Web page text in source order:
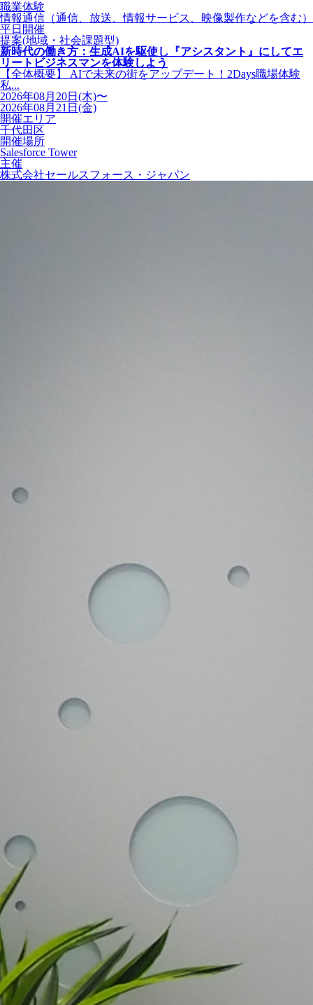
職業体験
情報通信（通信、放送、情報サービス、映像製作などを含む）
平日開催
提案(地域・社会課題型)
新時代の働き方：生成AIを駆使し『アシスタント』にしてエ
リートビジネスマンを体験しよう
【全体概要】 AIで未来の街をアップデート！2Days職場体験
私...
2026年08月20日(木)〜
2026年08月21日(金)
開催エリア
千代田区
開催場所
Salesforce Tower
主催
株式会社セールスフォース・ジャパン